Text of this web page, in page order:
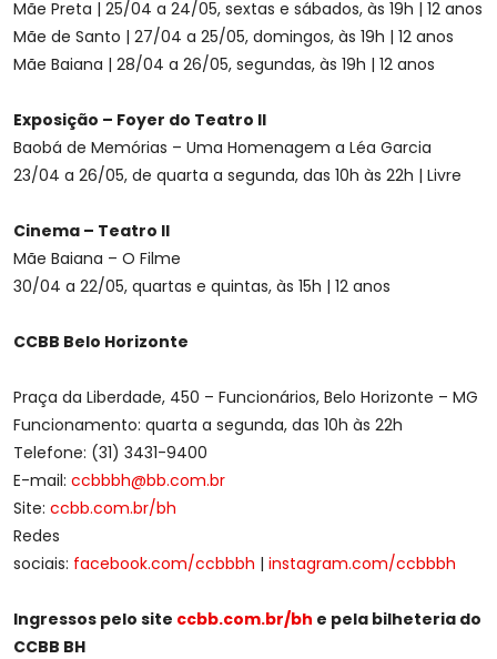
Mãe Preta | 25/04 a 24/05, sextas e sábados, às 19h | 12 anos
Mãe de Santo | 27/04 a 25/05, domingos, às 19h | 12 anos
Mãe Baiana | 28/04 a 26/05, segundas, às 19h | 12 anos
Exposição – Foyer do Teatro II
Baobá de Memórias – Uma Homenagem a Léa Garcia
23/04 a 26/05, de quarta a segunda, das 10h às 22h | Livre
Cinema – Teatro II
Mãe Baiana – O Filme
30/04 a 22/05, quartas e quintas, às 15h | 12 anos
CCBB Belo Horizonte
Praça da Liberdade, 450 – Funcionários, Belo Horizonte – MG
Funcionamento: quarta a segunda, das 10h às 22h
Telefone: (31) 3431-9400
E-mail: ccbbbh@bb.com.br
Site: ccbb.com.br/bh
Redes
sociais: facebook.com/ccbbbh | instagram.com/ccbbbh
Ingressos pelo site ccbb.com.br/bh e pela bilheteria do
CCBB BH